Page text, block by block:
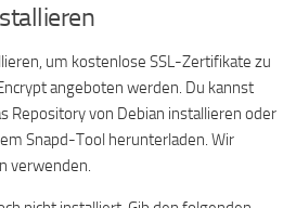
um kostenlose SSL-Zertifikate zu
angeboten werden. Du kannst
Repository von Debian installieren oder
Snapd-Tool herunterladen. Wir
verwenden.